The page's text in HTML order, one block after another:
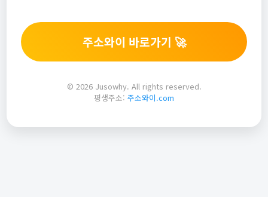
주소와이 바로가기 🚀
© 2026 Jusowhy. All rights reserved.
평생주소: 주소와이.com